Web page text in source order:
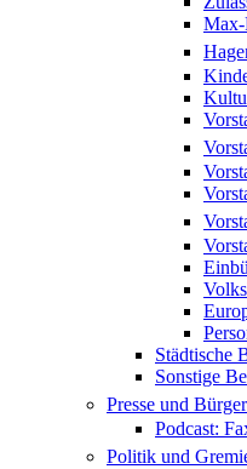
Max-
Städtische
Sonstige
Presse und
Podcast:
Politik und